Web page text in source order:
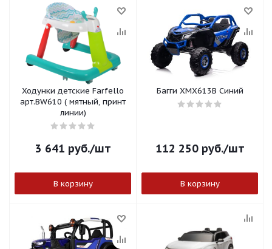
Ходунки детские Farfello
арт.BW610 ( мятный, принт
линии)
3 641 руб./шт
В корзину
Багги ХМХ613В Синий
112 250руб./шт
В корзину